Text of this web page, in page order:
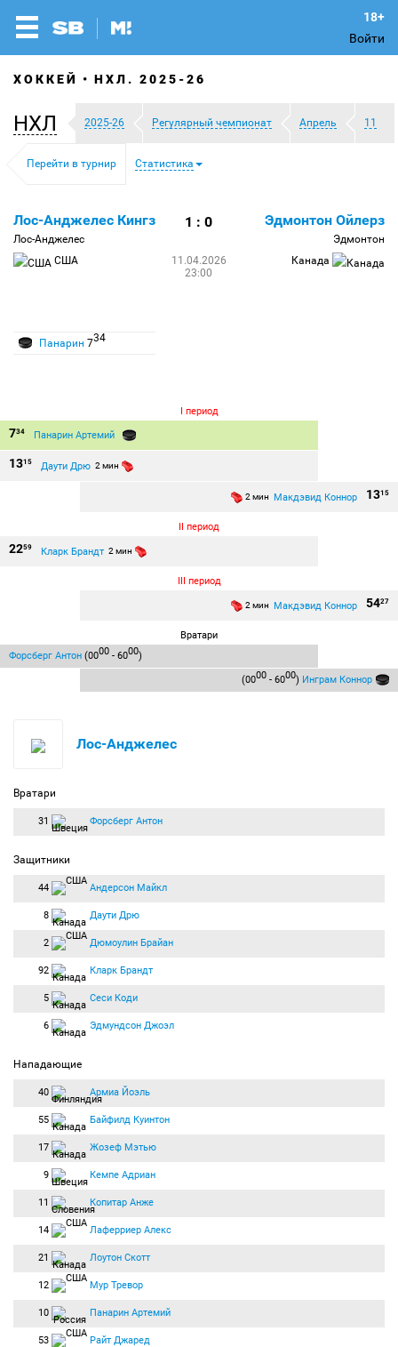
Войти
ХОККЕЙ НХЛ. 2025-26
НХЛ 2025-26 Регулярный чемпионат Апрель 11
Перейти в турнир Статистика
Лос-Анджелес Кингз
Лос-Анджелес
США
1 : 0
11.04.2026
23:00
Эдмонтон Ойлерз
Эдмонтон
Канада
Панарин 734
I период
734 Панарин Артемий
1315 Даути Дрю 2 мин
1315
2 мин Макдэвид Коннор
II период
2259 Кларк Брандт 2 мин
III период
5427
2 мин Макдэвид Коннор
Вратари
Форсберг Антон (0000 - 6000)
(0000 - 6000) Инграм Коннор
Лос-Анджелес
Вратари
31 Форсберг Антон
Защитники
44 Андерсон Майкл
8 Даути Дрю
2 Дюмоулин Брайан
92 Кларк Брандт
5 Сеси Коди
6 Эдмундсон Джоэл
Нападающие
40 Армиа Йоэль
55 Байфилд Куинтон
17 Жозеф Мэтью
9 Кемпе Адриан
11 Копитар Анже
14 Лаферриер Алекс
21 Лоутон Скотт
12 Мур Тревор
10 Панарин Артемий
53 Райт Джаред